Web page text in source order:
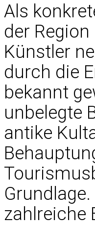
Als
der
Künstler
durch die
bekannt
unbelegte
antike
zahlreiche